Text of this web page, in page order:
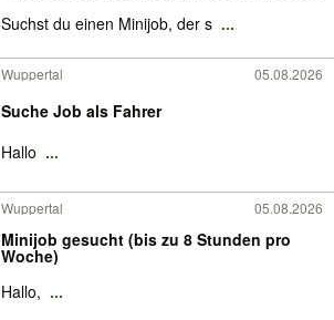
Suchst du einen Minijob, der s ...
Wuppertal 05.08.2026
Suche Job als Fahrer
Hallo ...
Wuppertal 05.08.2026
Minijob gesucht (bis zu 8 Stunden pro
Woche)
Hallo, ...